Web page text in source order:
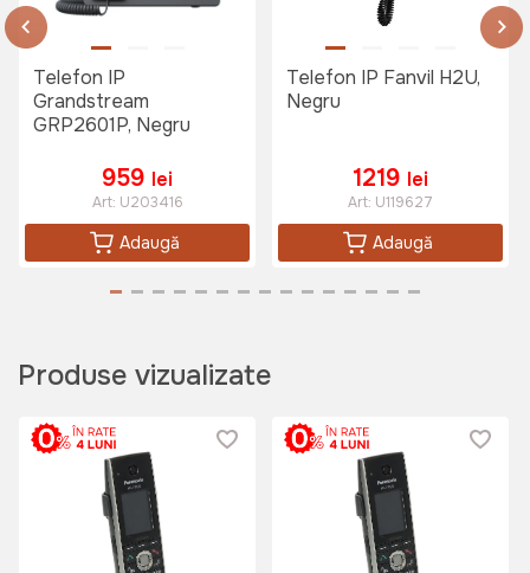
Telefon IP
Grandstream
GRP2601P, Negru
959 lei
Art: U203416
Adaugă
Telefon IP Fanvil H2U,
Negru
1219 lei
Art: U119627
Adaugă
Produse vizualizate